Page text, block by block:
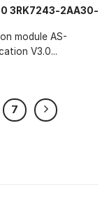
3RK7243-2AA30-
module AS-
V3.0...
7